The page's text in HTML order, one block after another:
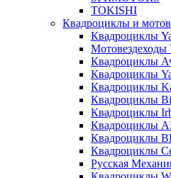
TOKISHI
Квадроциклы и
Квадроциклы
Мотовездеходы
Квадроциклы
Квадроциклы
Квадроциклы
Квадроциклы
Квадроциклы
Квадроциклы
Квадроциклы
Квадроциклы
Русская